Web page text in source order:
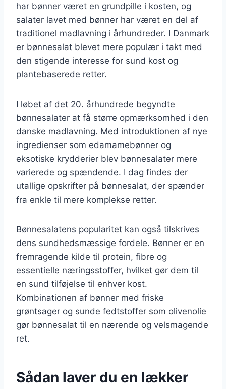
har bønner været en grundpille i kosten, og
salater lavet med bønner har været en del af
traditionel madlavning i århundreder. I Danmark
er bønnesalat blevet mere populær i takt med
den stigende interesse for sund kost og
plantebaserede retter.
I løbet af det 20. århundrede begyndte
bønnesalater at få større opmærksomhed i den
danske madlavning. Med introduktionen af nye
ingredienser som edamamebønner og
eksotiske krydderier blev bønnesalater mere
varierede og spændende. I dag findes der
utallige opskrifter på bønnesalat, der spænder
fra enkle til mere komplekse retter.
Bønnesalatens popularitet kan også tilskrives
dens sundhedsmæssige fordele. Bønner er en
fremragende kilde til protein, fibre og
essentielle næringsstoffer, hvilket gør dem til
en sund tilføjelse til enhver kost.
Kombinationen af bønner med friske
grøntsager og sunde fedtstoffer som olivenolie
gør bønnesalat til en nærende og velsmagende
ret.
Sådan laver du en lækker